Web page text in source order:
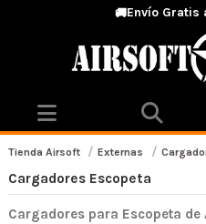
🚚Envío Gratis
Tienda Airsoft Externas
Cargadores Escopeta
Cargadores para Escopeta de